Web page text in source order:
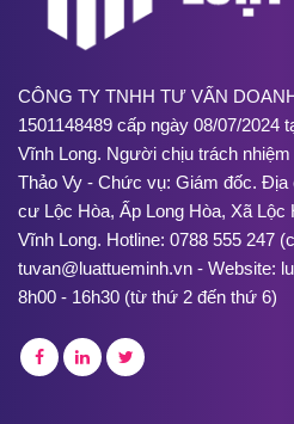
CÔNG TY TNHH TƯ VẤN
1501148489 cấp ngày 08/07/
Vĩnh Long. Người chịu trách
Thảo Vy - Chức vụ: Giám đốc. Địa
cư Lộc Hòa, Ấp Long Hòa, Xã Lộc
Vĩnh Long. Hotline: 0788 555 247
tuvan@luattueminh.vn - Website:
8h00 - 16h30 (từ thứ 2 đến thứ 6)